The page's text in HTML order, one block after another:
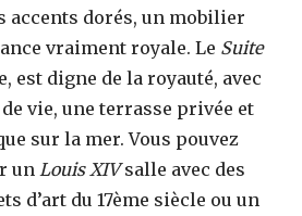
accents dorés, un mobilier
vraiment royale. Le Suite
est digne de la royauté, avec
vie, une terrasse privée et
sur la mer. Vous pouvez
un Louis XIVsalle avec des
d’art du 17ème siècle ou un